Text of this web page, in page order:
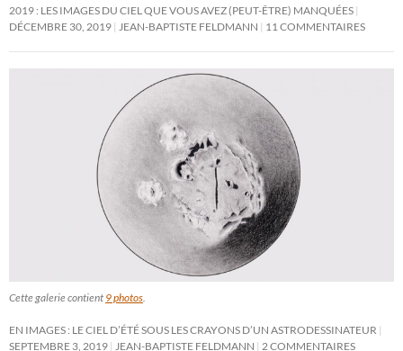
2019 : LES IMAGES DU CIEL QUE VOUS AVEZ (PEUT-ÊTRE) MANQUÉES
DÉCEMBRE 30, 2019 JEAN-BAPTISTE FELDMANN 11 COMMENTAIRES
Cette galerie contient 9 photos.
EN IMAGES : LE CIEL D’ÉTÉ SOUS LES CRAYONS D’UN ASTRODESSINATEUR
SEPTEMBRE 3, 2019 JEAN-BAPTISTE FELDMANN 2 COMMENTAIRES